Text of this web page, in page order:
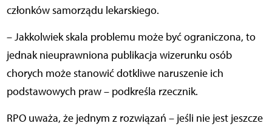
członków samorządu lekarskiego.
– Jakkolwiek skala problemu może być ograniczona, to
jednak nieuprawniona publikacja wizerunku osób
chorych może stanowić dotkliwe naruszenie ich
podstawowych praw – podkreśla rzecznik.
RPO uważa, że jednym z rozwiązań – jeśli nie jest jeszcze